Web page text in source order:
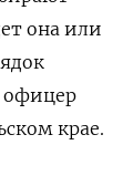
она или
офицер
крае.